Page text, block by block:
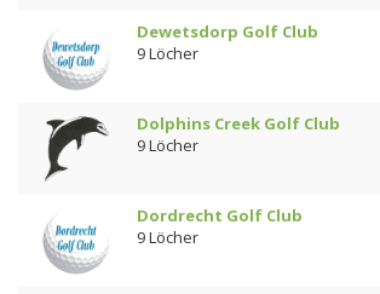
Dewetsdorp Golf Club
9 Löcher
Dolphins Creek Golf Club
9 Löcher
Dordrecht Golf Club
9 Löcher